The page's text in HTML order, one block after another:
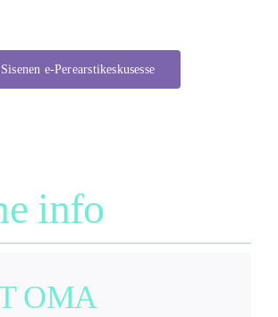
info
OMA
Sisenen e-Perearstikeskusesse